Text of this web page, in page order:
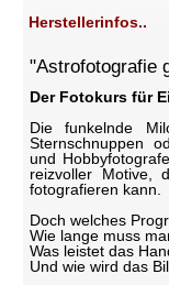
Herstellerinfos..
"Astrofotografie
Der Fotokurs für
Die funkelnde
Sternschnuppen
und
reizvoller Motive,
fotografieren kann.
Doch welches
Wie lange muss
Was leistet das
Und wie wird das